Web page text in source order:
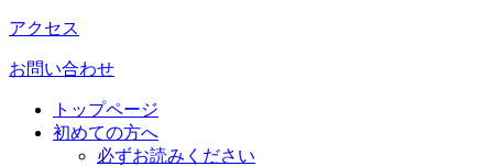
アクセス
お問い合わせ
トップページ
初めての方へ
必ずお読みください